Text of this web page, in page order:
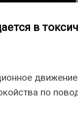
в
по